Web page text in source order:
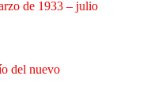
de 1933 – julio
del nuevo